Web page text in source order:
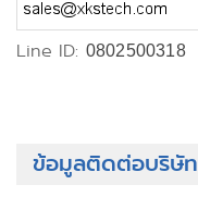
Line ID: 0802500318
ข้อมูลติดต่อบริษัท